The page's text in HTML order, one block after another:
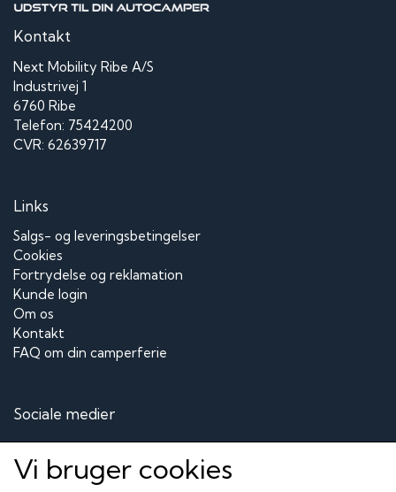
Kontakt
Next Mobility Ribe A/S
Industrivej 1
6760 Ribe
Telefon: 75424200
CVR: 62639717
Links
Salgs- og leveringsbetingelser
Cookies
Fortrydelse og reklamation
Kunde login
Om os
Kontakt
FAQ om din camperferie
Sociale medier
Vi bruger cookies